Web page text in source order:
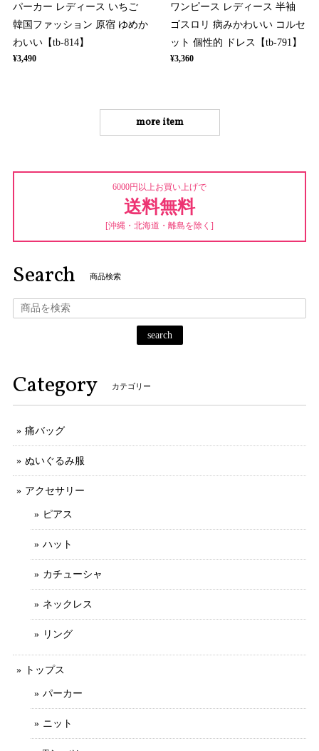
パーカー レディース いちご
韓国ファッション 原宿 ゆめか
わいい【tb-814】
¥3,490
ワンピース レディース 半袖
ゴスロリ 病みかわいい コルセ
ット 個性的 ドレス【tb-791】
¥3,360
more item
6000円以上お買い上げで
送料無料
[沖縄・北海道・離島を除く]
Search 商品検索
search
Category カテゴリー
痛バッグ
ぬいぐるみ服
アクセサリー
ピアス
ハット
カチューシャ
ネックレス
リング
トップス
パーカー
ニット